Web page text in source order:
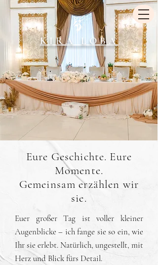
KIRA LOBA
Eure Geschichte. Eure
Momente.
Gemeinsam erzählen wir
sie.
Euer großer Tag ist voller kleiner
Augenblicke – ich fange sie so ein, wie
Ihr sie erlebt. Natürlich, ungestellt, mit
Herz und Blick fürs Detail.